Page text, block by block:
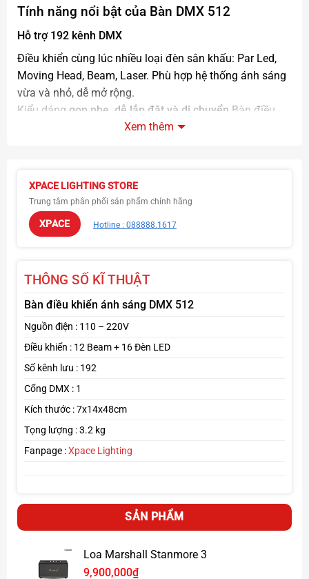
Tính năng nổi bật của Bàn DMX 512
Hỗ trợ 192 kênh DMX
Điều khiển cùng lúc nhiều loại đèn sân khấu: Par Led,
Moving Head, Beam, Laser. Phù hợp hệ thống ánh sáng
vừa và nhỏ, dễ mở rộng.
Kiểu dáng gọn nhẹ, dễ lắp đặt và di chuyển Bàn điều
khiển bố trí nút và fader khoa học, dễ thao tác
Linh kiện chất lượng cao, thiết kế chắc chắn, phù hợp
Xem thêm các bàn điều khiểnkhácClick tại đây
Page :Xpace Lighting
Xem thêm
XPACE LIGHTING STORE
Trung tâm phân phối sản phẩm chính hãng
XPACE Hotline : 088888.1617
THÔNG SỐ KĨ THUẬT
Bàn điều khiển ánh sáng DMX 512
Nguồn điện : 110 – 220V
Điều khiển : 12 Beam + 16 Đèn LED
Số kênh lưu : 192
Cổng DMX : 1
Kích thước : 7x14x48cm
Tọng lượng : 3.2 kg
Fanpage : Xpace Lighting
SẢN PHẨM
Loa Marshall Stanmore 3
9,900,000₫